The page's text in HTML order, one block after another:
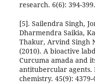
research. 6(6): 394-399.
[5]. Sailendra Singh,
Dharmendra Saikia,
Thakur, Arvind Singh
(2010). A bioactive
Curcuma amada and
antitubercular
chemistry. 45(9): 4379-